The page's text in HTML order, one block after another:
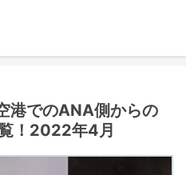
港でのANA側からの
！2022年4月